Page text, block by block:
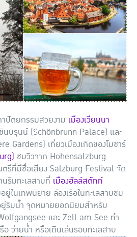
ปัตยกรรมสวยงาม เมืองเวียนนา
นบรุนน์ (Schönbrunn Palace) และ
Gardens) เที่ยวเมืองเกิดของโมซาร์
ชมวิวจาก Hohensalzburg
รีที่มีชื่อเสียง Salzburg Festival จัด
ริมทะเลสาบที่ เมืองฮัลล์สตัทท์
ยู่ในเทพนิยาย ล่องเรือในทะเลสาบชม
ยู่ริมน้ำ จุดหมายยอดนิยมสำหรับ
และ Zell am See ทำ
อ ว่ายน้ำ หรือเดินเล่นรอบทะเลสาบ